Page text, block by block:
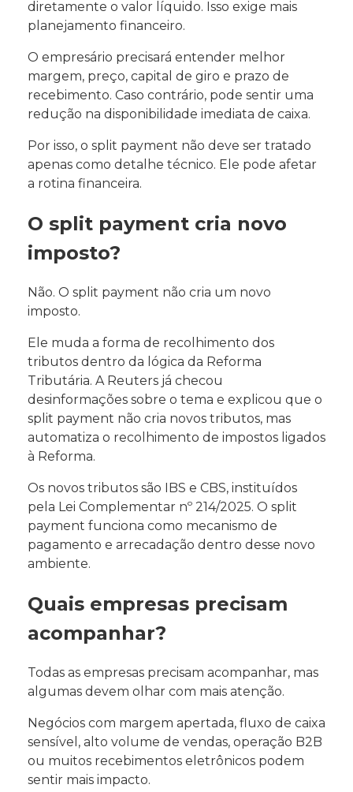
diretamente o valor líquido. Isso exige mais
planejamento financeiro.
O empresário precisará entender melhor
margem, preço, capital de giro e prazo de
recebimento. Caso contrário, pode sentir uma
redução na disponibilidade imediata de caixa.
Por isso, o split payment não deve ser tratado
apenas como detalhe técnico. Ele pode afetar
a rotina financeira.
O split payment cria novo
imposto?
Não. O split payment não cria um novo
imposto.
Ele muda a forma de recolhimento dos
tributos dentro da lógica da Reforma
Tributária. A Reuters já checou
desinformações sobre o tema e explicou que o
split payment não cria novos tributos, mas
automatiza o recolhimento de impostos ligados
à Reforma.
Os novos tributos são IBS e CBS, instituídos
pela Lei Complementar nº 214/2025. O split
payment funciona como mecanismo de
pagamento e arrecadação dentro desse novo
ambiente.
Quais empresas precisam
acompanhar?
Todas as empresas precisam acompanhar, mas
algumas devem olhar com mais atenção.
Negócios com margem apertada, fluxo de caixa
sensível, alto volume de vendas, operação B2B
ou muitos recebimentos eletrônicos podem
sentir mais impacto.